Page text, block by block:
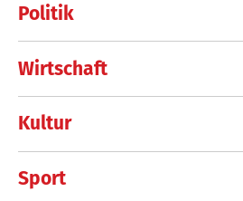
Politik
Wirtschaft
Kultur
Sport